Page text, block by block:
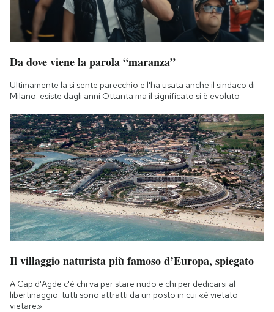
Da dove viene la parola “maranza”
Ultimamente la si sente parecchio e l'ha usata anche il sindaco di
Milano: esiste dagli anni Ottanta ma il significato si è evoluto
Il villaggio naturista più famoso d’Europa, spiegato
A Cap d'Agde c'è chi va per stare nudo e chi per dedicarsi al
libertinaggio: tutti sono attratti da un posto in cui «è vietato
vietare»